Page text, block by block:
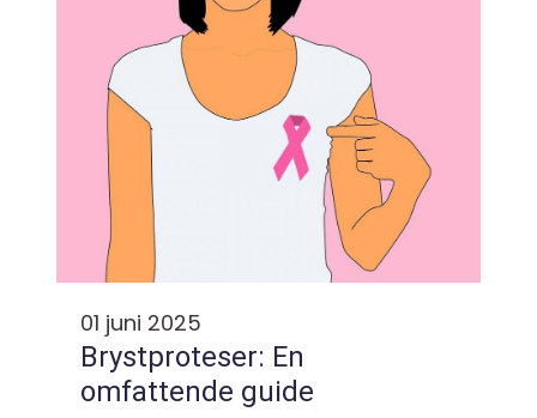
01 juni 2025
Brystproteser: En
omfattende guide